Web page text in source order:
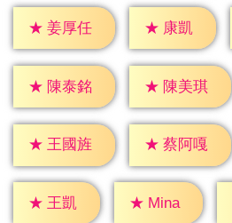
★ 姜厚任 ★ 康凱
★ 陳泰銘 ★ 陳美琪
★ 王國旌 ★ 蔡阿嘎
★ 王凱 ★ Mina